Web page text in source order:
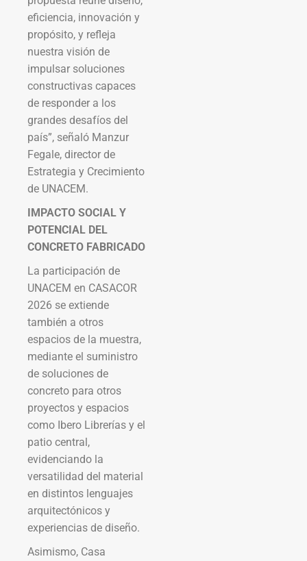
eficiencia, innovación y
propósito, y refleja
nuestra visión de
impulsar soluciones
constructivas capaces
de responder a los
grandes desafíos del
país”, señaló Manzur
Fegale, director de
Estrategia y Crecimiento
de UNACEM.
IMPACTO SOCIAL Y
POTENCIAL DEL
CONCRETO FABRICADO
La participación de
UNACEM en CASACOR
2026 se extiende
también a otros
espacios de la muestra,
mediante el suministro
de soluciones de
concreto para otros
proyectos y espacios
como Ibero Librerías y el
patio central,
evidenciando la
versatilidad del material
en distintos lenguajes
arquitectónicos y
experiencias de diseño.
Asimismo, Casa